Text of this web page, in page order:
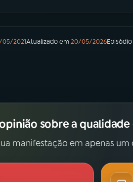
2021Atualizado em20/05/2026Episódio
sobre a
manifestação em apenas um